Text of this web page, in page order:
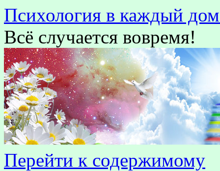
Психология в каждый
Всё случается вовремя!
Перейти к содержимому